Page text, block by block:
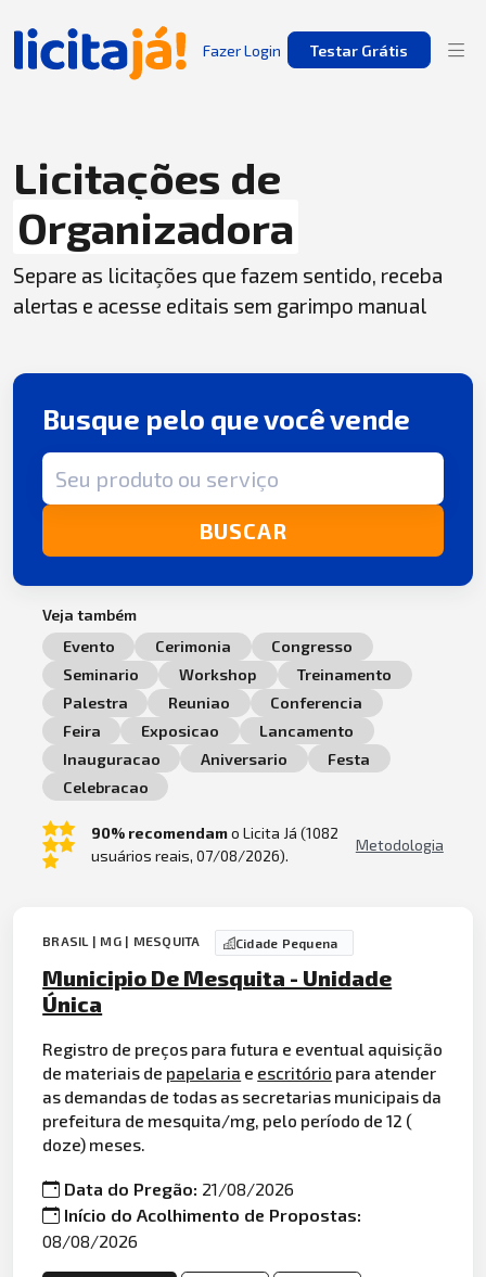
Fazer Login Testar Grátis
Licitações de
Organizadora
Separe as licitações que fazem sentido, receba
alertas e acesse editais sem garimpo manual
Busque pelo que você vende
Termo de busca
BUSCAR
Veja também
Evento
Cerimonia
Congresso
Seminario
Workshop
Treinamento
Palestra
Reuniao
Conferencia
Feira
Exposicao
Lancamento
Inauguracao
Aniversario
Festa
Celebracao
90% recomendamo Licita Já (1082
usuários reais, 07/08/2026).
Metodologia
BRASIL | MG | MESQUITA Cidade Pequena
Municipio De Mesquita - Unidade
Única
Registro de preços para futura e eventual aquisição
de materiais de papelaria e escritório para atender
as demandas de todas as secretarias municipais da
prefeitura de mesquita/mg, pelo período de 12 (
doze) meses.
Data do Pregão: 21/08/2026
Início do Acolhimento de Propostas:
08/08/2026